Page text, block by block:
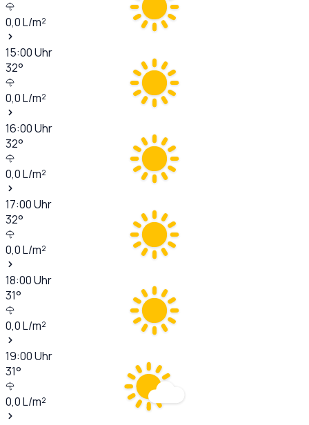
0,0L/m²
15:00Uhr
32°
0,0L/m²
16:00Uhr
32°
0,0L/m²
17:00Uhr
32°
0,0L/m²
18:00Uhr
31°
0,0L/m²
19:00Uhr
31°
0,0L/m²